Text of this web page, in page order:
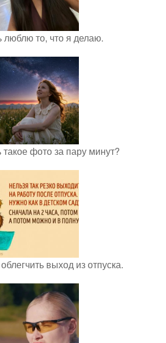
люблю то, что я делаю.
такое фото за пару минут?
выход из отпуска.